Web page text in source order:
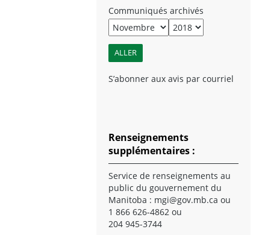
Communiqués archivés
S’abonner aux avis par courriel
Renseignements
supplémentaires :
Service de renseignements au
public du gouvernement du
Manitoba : mgi@gov.mb.ca ou
1 866 626-4862 ou
204 945-3744